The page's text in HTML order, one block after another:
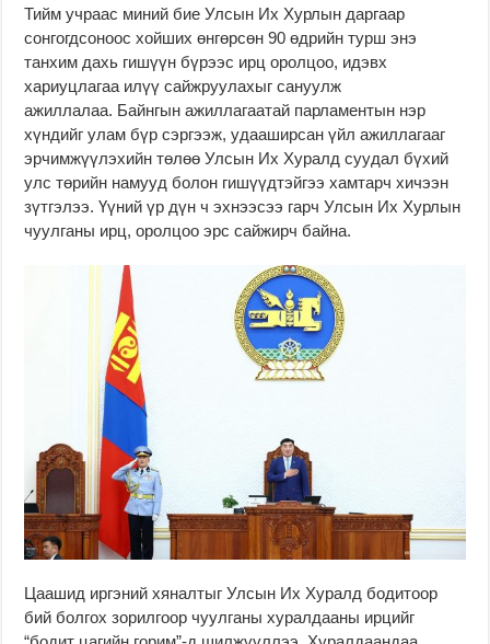
Тийм учраас миний бие Улсын Их Хурлын даргаар
сонгогдсоноос хойших өнгөрсөн 90 өдрийн турш энэ
танхим дахь гишүүн бүрээс ирц оролцоо, идэвх
хариуцлагаа илүү сайжруулахыг сануулж
ажиллалаа. Байнгын ажиллагаатай парламентын нэр
хүндийг улам бүр сэргээж, удааширсан үйл ажиллагааг
эрчимжүүлэхийн төлөө Улсын Их Хуралд суудал бүхий
улс төрийн намууд болон гишүүдтэйгээ хамтарч хичээн
зүтгэлээ. Үүний үр дүн ч эхнээсээ гарч Улсын Их Хурлын
чуулганы ирц, оролцоо эрс сайжирч байна.
Цаашид иргэний хяналтыг Улсын Их Хуралд бодитоор
бий болгох зорилгоор чуулганы хуралдааны ирцийг